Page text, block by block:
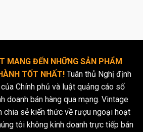
MANG ĐẾN NHỮNG SẢN PHẨM
TỐT NHẤT! Tuân thủ Nghị định
Chính phủ và luật quảng cáo số
doanh bán hàng qua mạng. Vintage
chia sẻ kiến thức về rượu ngoại hoạt
tôi không kinh doanh trực tiếp bán